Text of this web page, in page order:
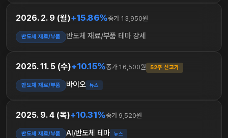
2026. 2. 9 (월)+15.86%종가 13,950원
반도체 재료/부품 반도체 재료/부품 테마 강세
2025. 11. 5 (수)+10.15%종가 16,500원 52주 신고가
반도체 재료/부품 바이오 뉴스
2025. 9. 4 (목)+10.31%종가 9,520원
반도체 재료/부품 AI/반도체 테마 뉴스